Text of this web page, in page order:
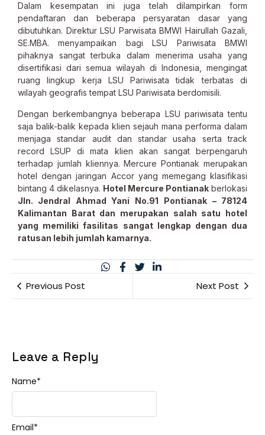
Dalam kesempatan ini juga telah dilampirkan form
pendaftaran dan beberapa persyaratan dasar yang
dibutuhkan. Direktur LSU Parwisata BMWI Hairullah Gazali,
SE.MBA. menyampaikan bagi LSU Pariwisata BMWI
pihaknya sangat terbuka dalam menerima usaha yang
disertifikasi dari semua wilayah di Indonesia, mengingat
ruang lingkup kerja LSU Pariwisata tidak terbatas di
wilayah geografis tempat LSU Pariwisata berdomisili.
Dengan berkembangnya beberapa LSU pariwisata tentu
saja balik-balik kepada klien sejauh mana performa dalam
menjaga standar audit dan standar usaha serta track
record LSUP di mata klien akan sangat berpengaruh
terhadap jumlah kliennya. Mercure Pontianak merupakan
hotel dengan jaringan Accor yang memegang klasifikasi
bintang 4 dikelasnya. Hotel Mercure Pontianak berlokasi
Jln. Jendral Ahmad Yani No.91
Pontianak – 78124
Kalimantan Barat dan merupakan salah satu hotel
yang memiliki fasilitas sangat lengkap dengan dua
ratusan lebih jumlah kamarnya.
Previous Post Next Post
Leave a Reply
Name*
Email*